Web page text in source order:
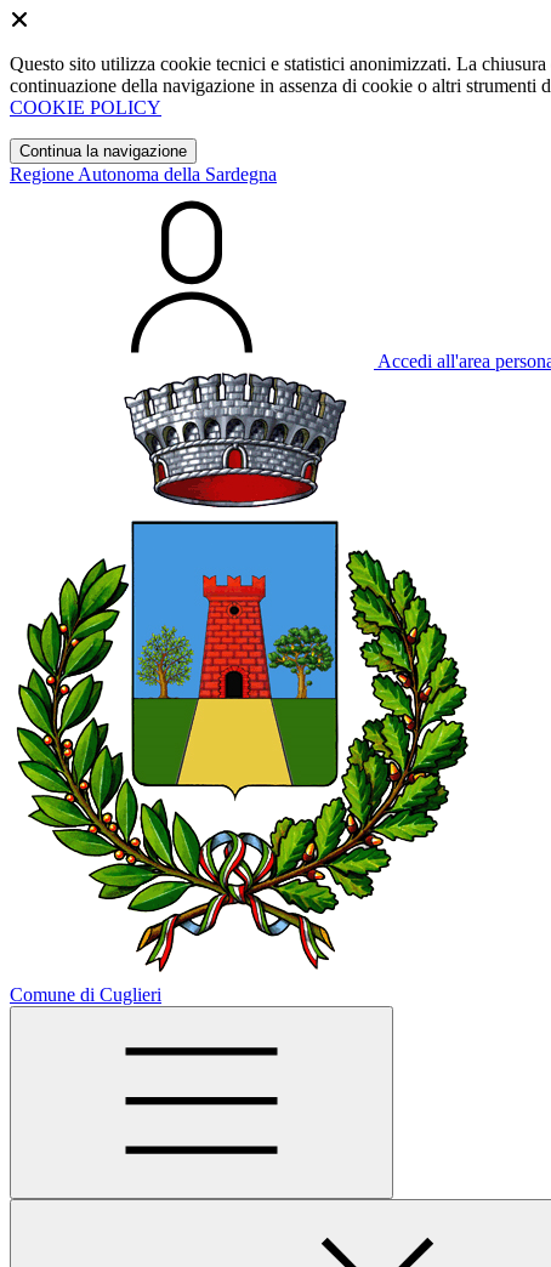
Questo sito utilizza cookie tecnici e statistici anonimizzati. La
continuazione della navigazione in assenza di cookie o altri strumenti
COOKIE POLICY
Continua la navigazione
Regione Autonoma della Sardegna
Accedi all'area
Comune di Cuglieri